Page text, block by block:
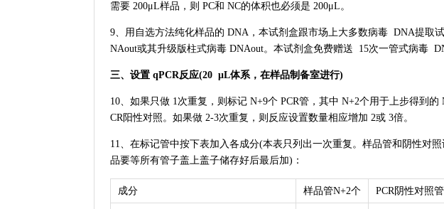
需要 200μL样品，则 PC和 NC的体积也必须是 200μL。
9、用自选方法纯化样品的 DNA，本试剂盒跟市场上大多数病毒 DNA提取
NAout或其升级版柱式病毒 DNAout。本试剂盒免费赠送 15次一管式病毒
三、设置 qPCR反应(20 μL体系，在样品制备室进行)
10、如果只做 1次重复，则标记 N+9个 PCR管，其中 N+2个用于上步得到
CR阳性对照。如果做 2-3次重复，则反应设置数量相应增加 2或 3倍。
11、在标记管中按下表加入各成分(本表只列出一次重复。样品管和阴性对
品要等所有管子盖上盖子储存好后最后加)：
成分 样品管N+2个 PCR阴性对照管